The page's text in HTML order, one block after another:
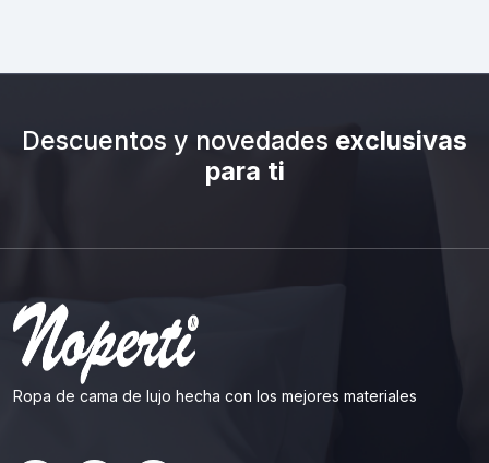
Descuentos y novedades exclusivas
para ti
Ropa de cama de lujo hecha con los mejores materiales